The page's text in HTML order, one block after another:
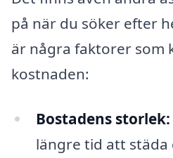
på när du söker efter
är några faktorer som
kostnaden:
Bostadens storlek:
längre tid att städa